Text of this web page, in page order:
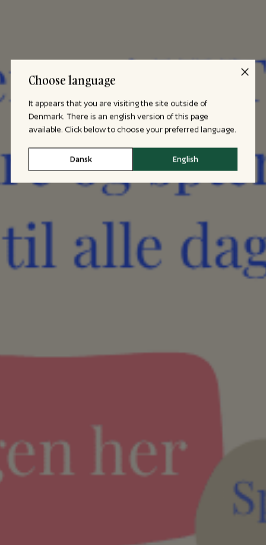
Choose language
It appears that you are visiting the site outside of
Denmark. There is an english version of this page
available. Click below to choose your preferred language.
Dansk English